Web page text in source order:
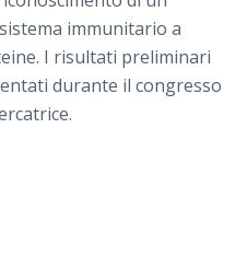
immunitario a
I risultati preliminari
durante il congresso